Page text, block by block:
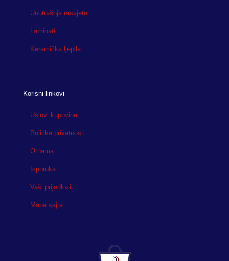
Unutrašnja rasvjeta
Laminati
Keramička ljepila
Korisni linkovi
Uslovi kupovine
Politika privatnosti
O nama
Isporuka
Vaši prijedlozi
Mapa sajta